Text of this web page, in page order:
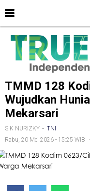
TMMD 128
Wujudkan
Mekarsari
S.K NURIZKY - TNI
Rabu, 20 Mei 2026 - 15:25 WIB